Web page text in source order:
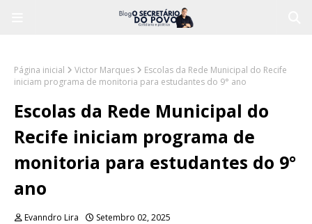
Página inicial Victor Marques
Escolas da Rede Municipal do Recife
iniciam programa de monitoria para estudantes do 9° ano
Escolas da Rede Municipal do
Recife iniciam programa de
monitoria para estudantes do 9°
ano
Evanndro Lira Setembro 02, 2025